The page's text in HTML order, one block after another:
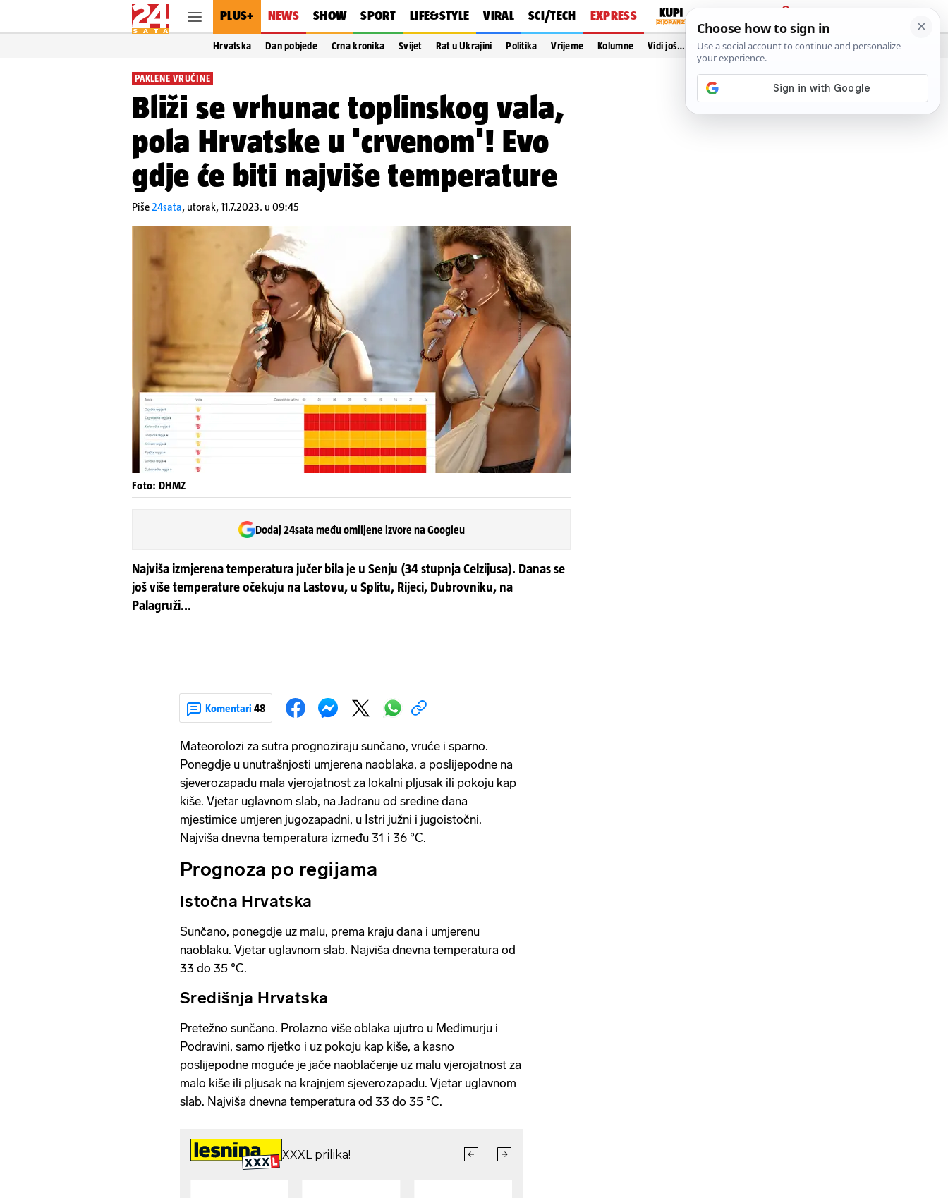
PLUS+ NEWS SHOW SPORT LIFE&STYLE VIRAL SCI/TECH EXPRESS
PRIJAVA
Hrvatska Dan pobjede Crna kronika Svijet Rat u Ukrajini Politika Vrijeme Kolumne Vidi još…
PAKLENE VRUĆINE
Bliži se vrhunac toplinskog vala,
pola Hrvatske u 'crvenom'! Evo
gdje će biti najviše temperature
Piše24sata, utorak, 11.7.2023. u 09:45
Foto: DHMZ
Dodaj 24sata među omiljene izvore na Googleu
Najviša izmjerena temperatura jučer bila je u Senju (34 stupnja Celzijusa). Danas se
još više temperature očekuju na Lastovu, u Splitu, Rijeci, Dubrovniku, na
Palagruži...
Komentari 48
Mateorolozi za sutra prognoziraju sunčano, vruće i sparno.
Ponegdje u unutrašnjosti umjerena naoblaka, a poslijepodne na
sjeverozapadu mala vjerojatnost za lokalni pljusak ili pokoju kap
kiše. Vjetar uglavnom slab, na Jadranu od sredine dana
mjestimice umjeren jugozapadni, u Istri južni i jugoistočni.
Najviša dnevna temperatura između 31 i 36 °C.
Prognoza po regijama
Istočna Hrvatska
Sunčano, ponegdje uz malu, prema kraju dana i umjerenu
naoblaku. Vjetar uglavnom slab. Najviša dnevna temperatura od
33 do 35 °C.
Središnja Hrvatska
Pretežno sunčano. Prolazno više oblaka ujutro u Međimurju i
Podravini, samo rijetko i uz pokoju kap kiše, a kasno
poslijepodne moguće je jače naoblačenje uz malu vjerojatnost za
malo kiše ili pljusak na krajnjem sjeverozapadu. Vjetar uglavnom
slab. Najviša dnevna temperatura od 33 do 35 °C.